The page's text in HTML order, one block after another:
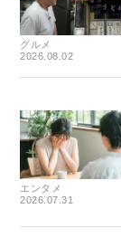
グルメ
2026.08.02
エンタメ
2026.07.31